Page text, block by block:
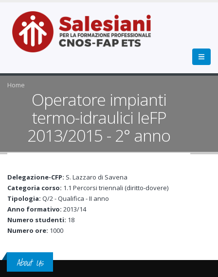
Home
Operatore impianti
termo-idraulici IeFP
2013/2015 - 2° anno
Delegazione-CFP: S. Lazzaro di Savena
Categoria corso: 1.1 Percorsi triennali (diritto-dovere)
Tipologia: Q/2 - Qualifica - II anno
Anno formativo: 2013/14
Numero studenti: 18
Numero ore: 1000
About Us